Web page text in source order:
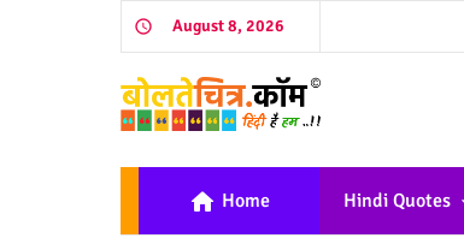
August 8, 2026
home Home Hindi Quotes